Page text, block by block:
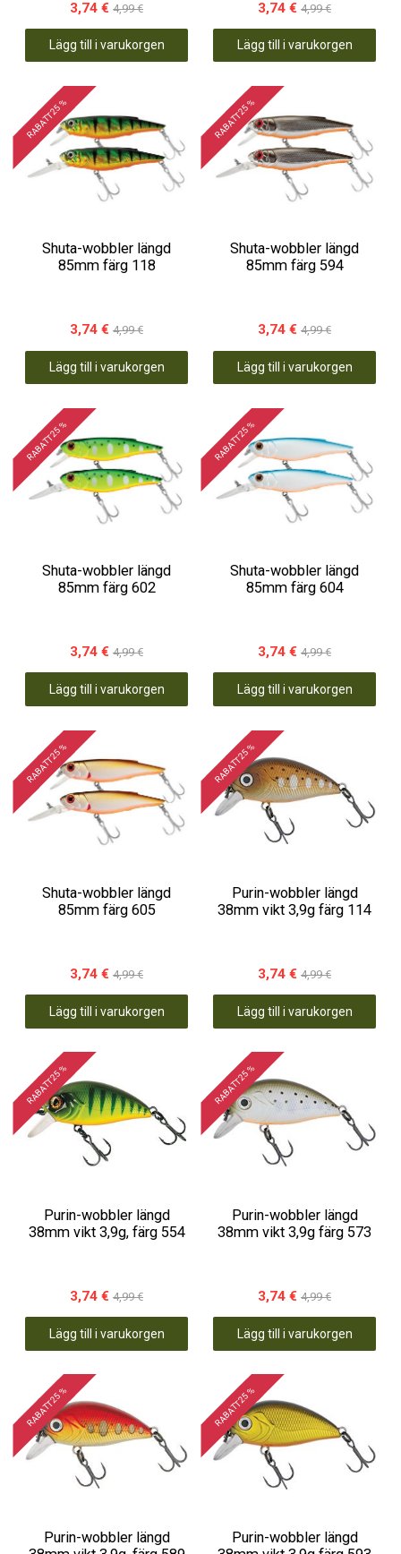
3,74 € 4,99 €
Lägg till i varukorgen
3,74 € 4,99 €
Lägg till i varukorgen
RABATT 25 %
Shuta-wobbler längd
85mm färg 118
3,74 € 4,99 €
Lägg till i varukorgen
RABATT 25 %
Shuta-wobbler längd
85mm färg 594
3,74 € 4,99 €
Lägg till i varukorgen
RABATT 25 %
Shuta-wobbler längd
85mm färg 602
3,74 € 4,99 €
Lägg till i varukorgen
RABATT 25 %
Shuta-wobbler längd
85mm färg 604
3,74 € 4,99 €
Lägg till i varukorgen
RABATT 25 %
Shuta-wobbler längd
85mm färg 605
3,74 € 4,99 €
Lägg till i varukorgen
RABATT 25 %
Purin-wobbler längd
38mm vikt 3,9g färg 114
3,74 € 4,99 €
Lägg till i varukorgen
RABATT 25 %
Purin-wobbler längd
38mm vikt 3,9g, färg 554
3,74 € 4,99 €
Lägg till i varukorgen
RABATT 25 %
Purin-wobbler längd
38mm vikt 3,9g färg 573
3,74 € 4,99 €
Lägg till i varukorgen
RABATT 25 %
Purin-wobbler längd
RABATT 25 %
Purin-wobbler längd